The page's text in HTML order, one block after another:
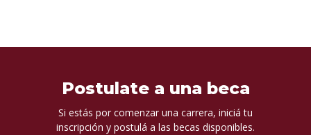
Postulate a una beca
Si estás por comenzar una carrera, iniciá tu
inscripción y postulá a las becas disponibles.